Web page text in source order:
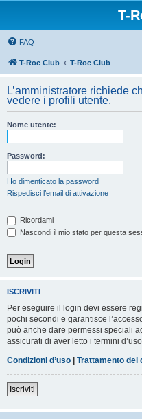
T-
FAQ
T-Roc Club T-Roc Club
L’amministratore richiede
vedere i profili utente.
Nome utente:
Password:
Ho dimenticato la password
Rispedisci l’email di attivazione
Ricordami
Nascondi il mio stato per questa
ISCRIVITI
Per eseguire il login devi essere
pochi secondi e garantisce
può anche dare permessi speciali
assicurati di aver letto i termini
Condizioni d’uso | Trattamento dei
Iscriviti